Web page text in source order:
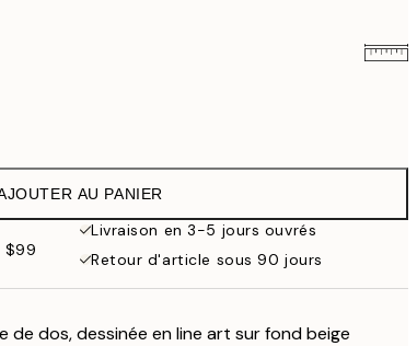
$71.95
$107
AU PANIER
Livraison en 3-5 jours ouvrés
$99
Retour d'article sous 90 jours
de dos, dessinée en line art sur fond beige